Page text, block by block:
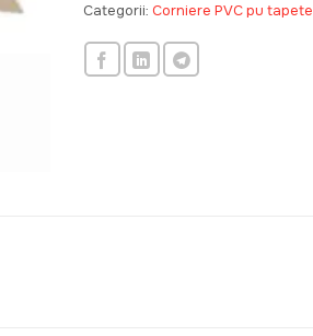
Categorii: Corniere PVC pu tapete